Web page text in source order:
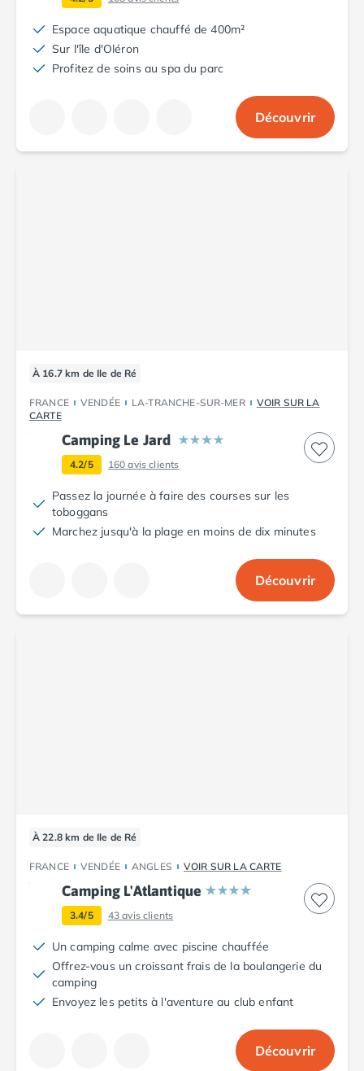
Camping en bord de mer Corse
Camping en bord de mer Espagne
Camping en bord de mer France
Camping en bord de mer Gironde
Camping en bord de mer Les Landes
Promos d'été 2026
Nos hébergements
Nos Mobils-Homes
Nos Tentes équipées/nos-hebergements/location-
Nos Emplacements
/nos-hebergements/location-
La marque Tohapi by Homair
Vivez l'expérience
Qui sommes nous ?
Services et infos pratiques
Paiement en plusieurs fois - avec ONEY BANK
Notre programme de fidélité
Espace aquatique chauffé de 400m²
Sur l'île d'Oléron
Profitez de soins au spa du parc
Découvrir
À 16.7 km de Ile de Ré
FRANCE VENDÉE LA-TRANCHE-SUR-MER
VOIR SUR LA
CARTE
Camping Le Jard
4.2/5 160avis clients
Passez la journée à faire des courses sur les
toboggans
Marchez jusqu'à la plage en moins de dix minutes
Découvrir
À 22.8 km de Ile de Ré
FRANCE VENDÉE ANGLES VOIR SUR LA CARTE
Camping L'Atlantique
3.4/5 43avis clients
Un camping calme avec piscine chauffée
Offrez-vous un croissant frais de la boulangerie du
camping
Envoyez les petits à l'aventure au club enfant
Découvrir